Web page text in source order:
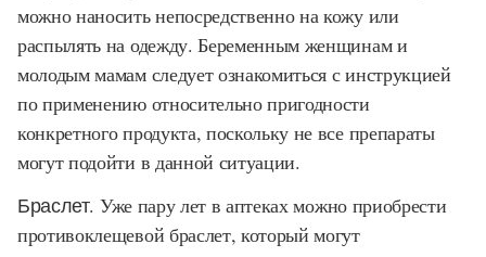
можно наносить непосредственно на кожу или
распылять на одежду. Беременным женщинам и
молодым мамам следует ознакомиться с инструкцией
по применению относительно пригодности
конкретного продукта, поскольку не все препараты
могут подойти в данной ситуации.
Браслет. Уже пару лет в аптеках можно приобрести
противоклещевой браслет, который могут